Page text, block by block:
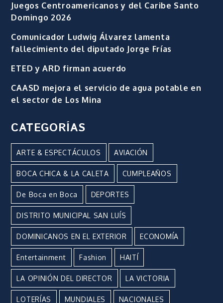
Juegos Centroamericanos y del Caribe Santo
Domingo 2026
Comunicador Ludwig Álvarez lamenta
fallecimiento del diputado Jorge Frías
ETED y ARD firman acuerdo
CAASD mejora el servicio de agua potable en
el sector de Los Mina
CATEGORÍAS
ARTE & ESPECTÁCULOS AVIACIÓN
BOCA CHICA & LA CALETA CUMPLEAÑOS
De Boca en Boca DEPORTES
DISTRITO MUNICIPAL SAN LUÍS
DOMINICANOS EN EL EXTERIOR ECONOMÍA
Entertainment Fashion HAITÍ
LA OPINIÓN DEL DIRECTOR LA VICTORIA
LOTERÍAS MUNDIALES NACIONALES